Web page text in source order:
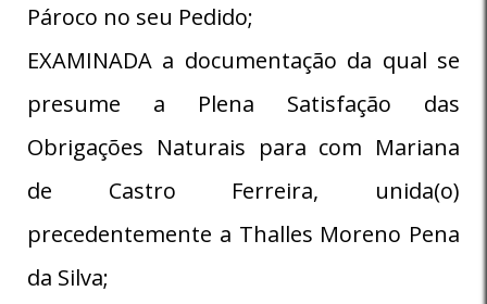
Pároco no seu Pedido;
EXAMINADA a documentação da qual se
presume a Plena Satisfação das
Obrigações Naturais para com Mariana
de Castro Ferreira, unida(o)
precedentemente a Thalles Moreno Pena
da Silva;